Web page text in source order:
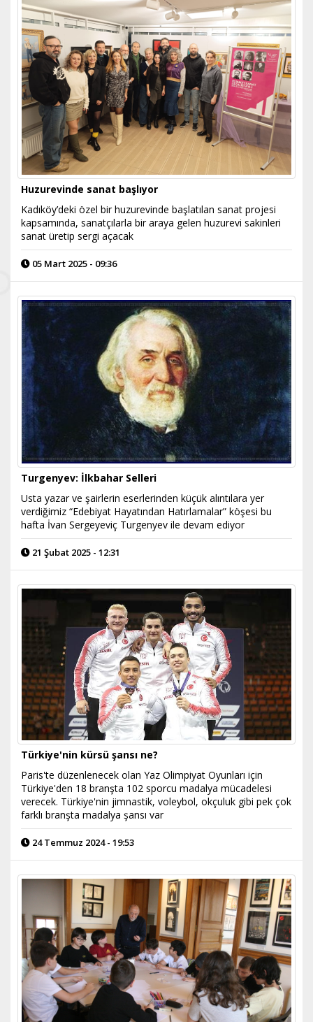
Huzurevinde sanat başlıyor
Kadıköy’deki özel bir huzurevinde başlatılan sanat projesi
kapsamında, sanatçılarla bir araya gelen huzurevi sakinleri
sanat üretip sergi açacak
05 Mart 2025 - 09:36
Turgenyev: İlkbahar Selleri
Usta yazar ve şairlerin eserlerinden küçük alıntılara yer
verdiğimiz “Edebiyat Hayatından Hatırlamalar” köşesi bu
hafta İvan Sergeyeviç Turgenyev ile devam ediyor
21 Şubat 2025 - 12:31
Türkiye'nin kürsü şansı ne?
Paris'te düzenlenecek olan Yaz Olimpiyat Oyunları için
Türkiye'den 18 branşta 102 sporcu madalya mücadelesi
verecek. Türkiye'nin jimnastik, voleybol, okçuluk gibi pek çok
farklı branşta madalya şansı var
24 Temmuz 2024 - 19:53